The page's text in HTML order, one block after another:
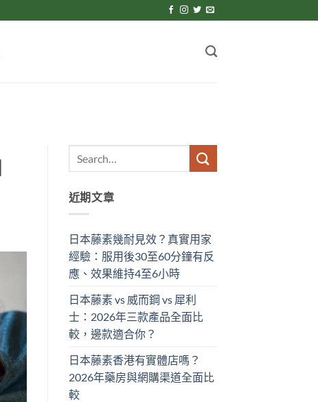
近期文章
日本藤素幾耐見效？真實用家
經驗：服用後30至60分鐘有反
應、效果維持4至6小時
日本藤素 vs 威而鋼 vs 犀利
士：2026年三款產品全面比
較，邊款適合你？
日本藤素香港有實體店嗎？
2026年藥房與網購渠道全面比
較